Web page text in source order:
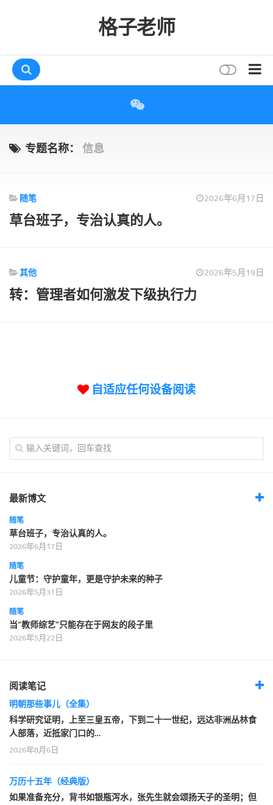
格子老师
互动
标签
论坛
专题名称： 信息
随笔 2026年6月17日
草台班子，专治认真的人。
其他 2026年5月19日
转：管理者如何激发下级执行力
自适应任何设备阅读
最新博文
随笔
草台班子，专治认真的人。
2026年6月17日
随笔
儿童节：守护童年，更是守护未来的种子
2026年5月31日
随笔
当“教师综艺”只能存在于网友的段子里
2026年5月22日
阅读笔记
明朝那些事儿（全集）
科学研究证明，上至三皇五帝，下到二十一世纪，远达非洲丛林食
人部落，近抵家门口的…
2026年8月6日
万历十五年（经典版）
如果准备充分，背书如银瓶泻水，张先生就会颂扬天子的圣明；但